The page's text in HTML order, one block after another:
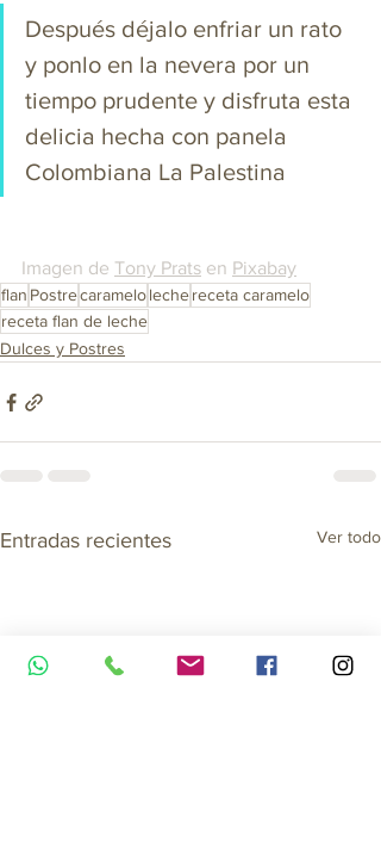
Después déjalo enfriar un rato
y ponlo en la nevera por un
tiempo prudente y disfruta esta
delicia hecha con panela
Colombiana La Palestina
Imagen de Tony Prats en Pixabay
flan Postrecaramelolechereceta caramelo
receta flan de leche
Dulces y Postres
Entradas recientes Ver todo